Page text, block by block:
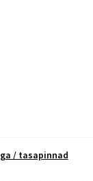
/ tasapinnad